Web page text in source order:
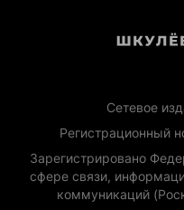
Сетевое
Регистрационный
Зарегистрировано
сфере связи,
коммуникаций